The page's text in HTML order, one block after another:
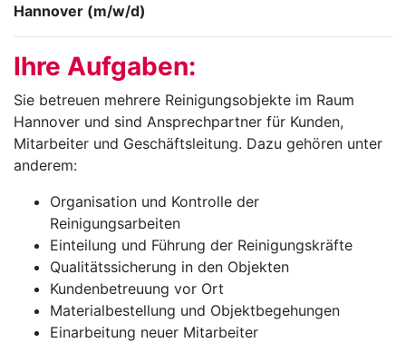
Hannover (m/w/d)
Ihre Aufgaben:
Sie betreuen mehrere Reinigungsobjekte im Raum
Hannover und sind Ansprechpartner für Kunden,
Mitarbeiter und Geschäftsleitung. Dazu gehören unter
anderem:
Organisation und Kontrolle der
Reinigungsarbeiten
Einteilung und Führung der Reinigungskräfte
Qualitätssicherung in den Objekten
Kundenbetreuung vor Ort
Materialbestellung und Objektbegehungen
Einarbeitung neuer Mitarbeiter